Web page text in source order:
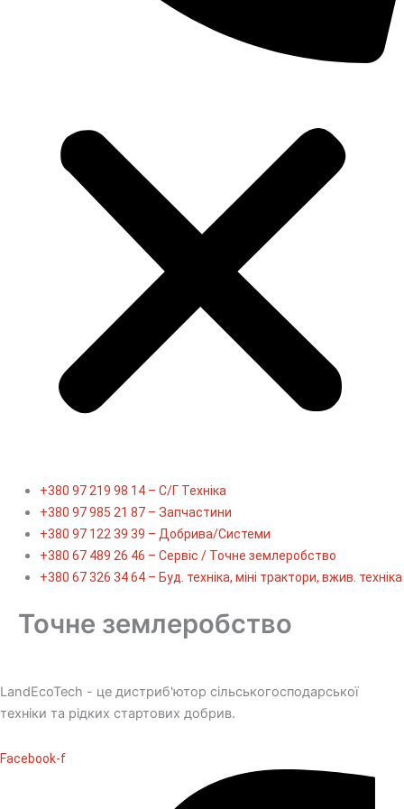
+380 97 219 98 14 – С/Г Техніка
+380 97 985 21 87 – Запчастини
+380 97 122 39 39 – Добрива/Cистеми
+380 67 489 26 46 – Сервіс / Точне землеробство
+380 67 326 34 64 – Буд. техніка, міні трактори, вжив. техніка
Точне землеробство
LandEcoTech - це дистриб'ютор сільськогосподарської
техніки та рідких стартових добрив.
Facebook-f